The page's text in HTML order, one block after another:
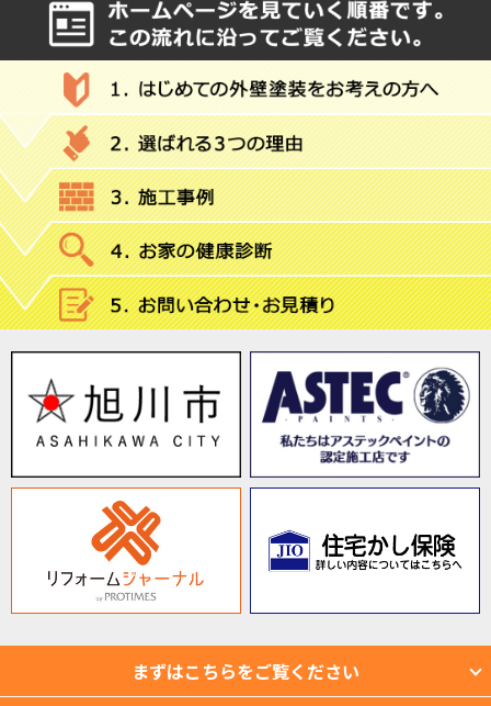
まずはこちらをご覧ください